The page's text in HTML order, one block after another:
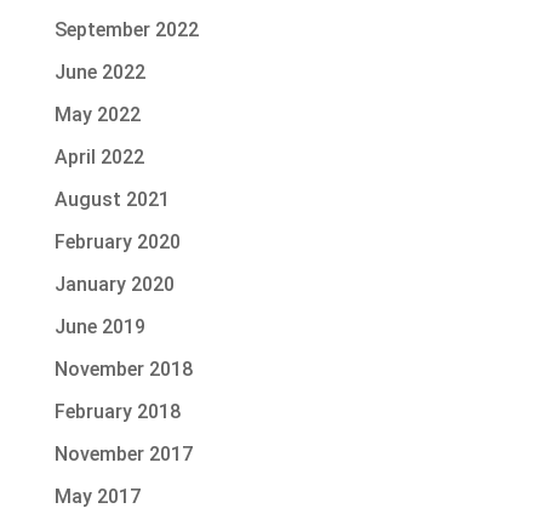
September 2022
June 2022
May 2022
April 2022
August 2021
February 2020
January 2020
June 2019
November 2018
February 2018
November 2017
May 2017